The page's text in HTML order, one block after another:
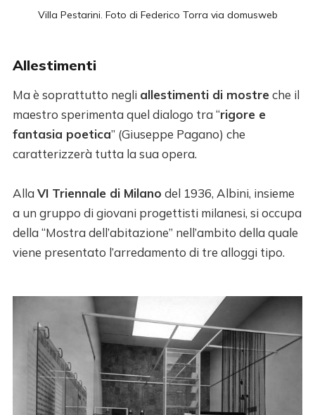
Villa Pestarini. Foto di Federico Torra via domusweb
Allestimenti
Ma è soprattutto negli allestimenti di mostreche il
maestro sperimenta quel dialogo tra “rigore e
fantasia poetica” (Giuseppe Pagano) che
caratterizzerà tutta la sua opera.
AllaVI Triennale di Milano del 1936, Albini, insieme
a un gruppo di giovani progettisti milanesi, si occupa
della “Mostra dell’abitazione” nell’ambito della quale
viene presentato l’arredamento di tre alloggi tipo.